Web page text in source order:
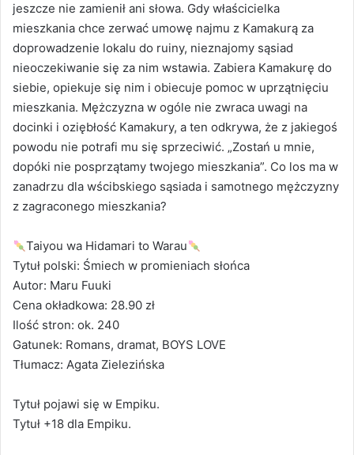
jeszcze nie zamienił ani słowa. Gdy właścicielka
mieszkania chce zerwać umowę najmu z Kamakurą za
doprowadzenie lokalu do ruiny, nieznajomy sąsiad
nieoczekiwanie się za nim wstawia. Zabiera Kamakurę do
siebie, opiekuje się nim i obiecuje pomoc w uprzątnięciu
mieszkania. Mężczyzna w ogóle nie zwraca uwagi na
docinki i oziębłość Kamakury, a ten odkrywa, że z jakiegoś
powodu nie potrafi mu się sprzeciwić. „Zostań u mnie,
dopóki nie posprzątamy twojego mieszkania”. Co los ma w
zanadrzu dla wścibskiego sąsiada i samotnego mężczyzny
z zagraconego mieszkania?
Taiyou wa Hidamari to Warau
Tytuł polski: Śmiech w promieniach słońca
Autor: Maru Fuuki
Cena okładkowa: 28.90 zł
Ilość stron: ok. 240
Gatunek: Romans, dramat, BOYS LOVE
Tłumacz: Agata Zielezińska
Tytuł pojawi się w Empiku.
Tytuł +18 dla Empiku.